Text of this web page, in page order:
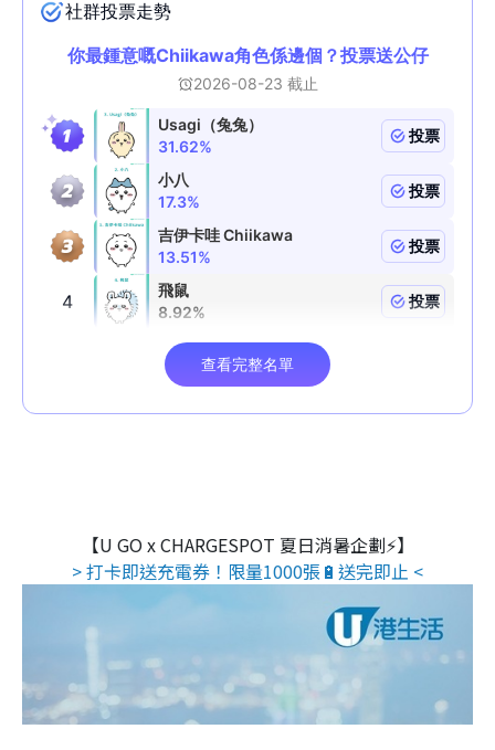
【U GO x CHARGESPOT 夏日消暑企劃⚡】
> 打卡即送充電券！限量1000張🔋送完即止 <